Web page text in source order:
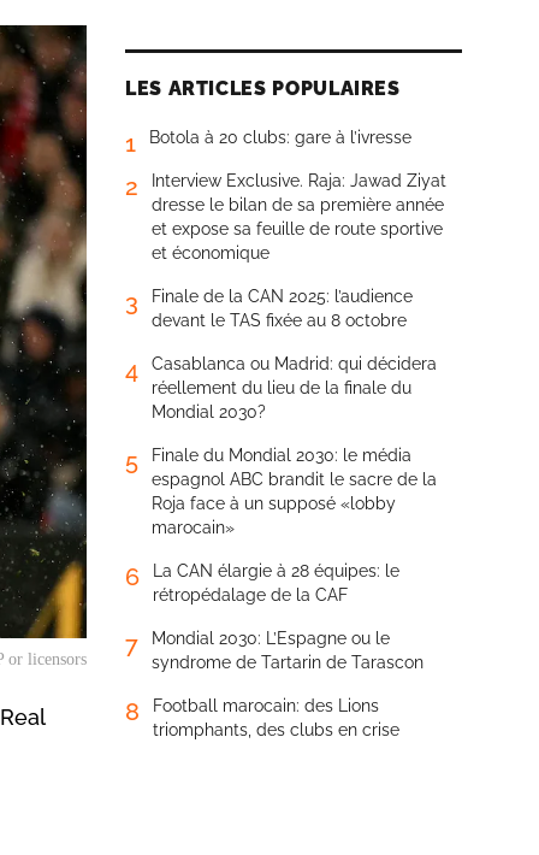
or licensors
LES ARTICLES POPULAIRES
1 Botola à 20 clubs: gare à l’ivresse
2
Interview Exclusive. Raja: Jawad Ziyat
dresse le bilan de sa première année
et expose sa feuille de route sportive
et économique
3
Finale de la CAN 2025: l’audience
devant le TAS fixée au 8 octobre
4
Casablanca ou Madrid: qui décidera
réellement du lieu de la finale du
Mondial 2030?
5
Finale du Mondial 2030: le média
espagnol ABC brandit le sacre de la
Roja face à un supposé «lobby
marocain»
6
La CAN élargie à 28 équipes: le
rétropédalage de la CAF
7
Mondial 2030: L’Espagne ou le
syndrome de Tartarin de Tarascon
8
Football marocain: des Lions
triomphants, des clubs en crise